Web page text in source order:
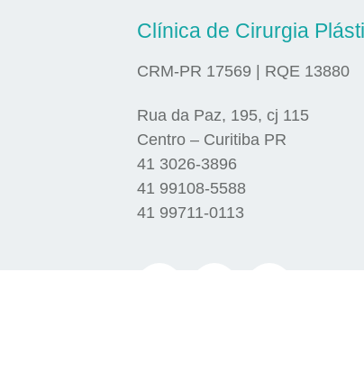
Clínica de Cirurgia
CRM-PR 17569 | RQE 13880
Rua da Paz, 195, cj 115
Centro – Curitiba PR
41 3026-3896
41 99108-5588
41 99711-0113